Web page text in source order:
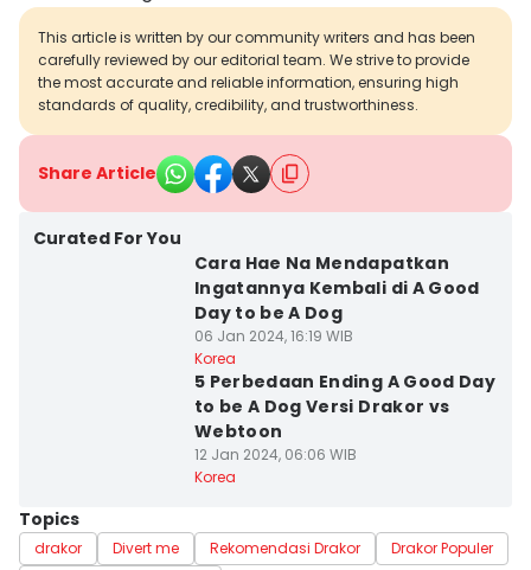
This article is written by our community writers and has been
carefully reviewed by our editorial team. We strive to provide
the most accurate and reliable information, ensuring high
standards of quality, credibility, and trustworthiness.
Share Article
Curated For You
Cara Hae Na Mendapatkan
Ingatannya Kembali di A Good
Day to be A Dog
06 Jan 2024, 16:19 WIB
Korea
5 Perbedaan Ending A Good Day
to be A Dog Versi Drakor vs
Webtoon
12 Jan 2024, 06:06 WIB
Korea
Topics
drakor Divert me Rekomendasi Drakor
Drakor Populer